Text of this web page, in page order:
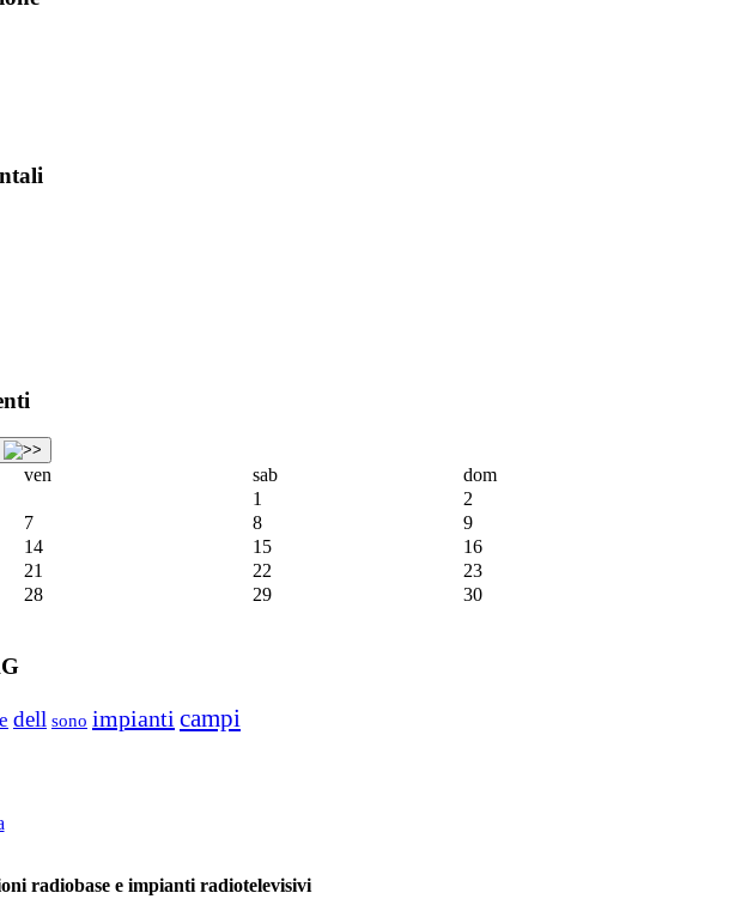
ven sab
dom
1
2
7 8
9
14 15
16
21 22
23
28 29
30
dell sono impianti campi
radiobase e impianti radiotelevisivi